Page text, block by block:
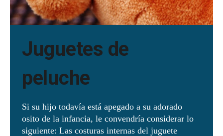
Juguetes de
peluche
Si su hijo todavía está apegado a su adorado
osito de la infancia, le convendría considerar lo
siguiente: Las costuras internas del juguete